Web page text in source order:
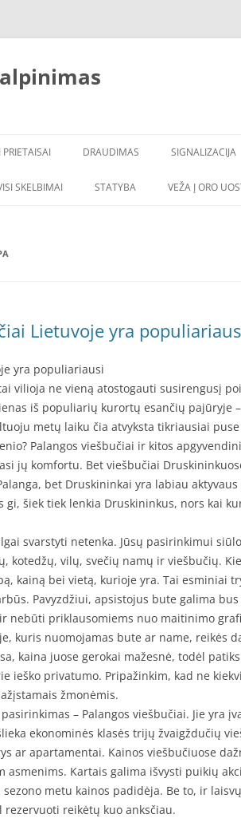
DRAUDIMAS SIGNALIZACIJA
SKELBIMAI STATYBA VEŽA Į ORO
Lietuvoje yra
yra populiariausi
vilioja ne vieną atostogauti susirengusį
iš populiarių kurortų esančių pajūryje –
metų laiku čia atvyksta tikriausiai
Palangos viešbučiai ir kitos
jų komfortu. Bet viešbučiai
bet Druskininkai yra labiau
gi, šiek tiek lenkia Druskininkus, nors kai
svarstyti netenka. Jūsų pasirinkimui
kotedžų, vilų, svečių namų ir viešbučių.
kainą bei vietą, kurioje yra. Tai esminiai
Pavyzdžiui, apsistojus bute galima
nebūti priklausomiems nuo maitinimo
kuris nuomojamas bute ar name, reikės
kaina juose gerokai mažesnė, todėl
ieško privatumo. Pripažinkim, kad ne
žmonėmis.
– Palangos viešbučiai. Jie yra
ekonominės klasės trijų žvaigždučių
ar apartamentai. Kainos viešbučiuose
asmenims. Kartais galima išvysti puikių
metu kainos padidėja. Be to, ir
reikėtų kuo anksčiau.